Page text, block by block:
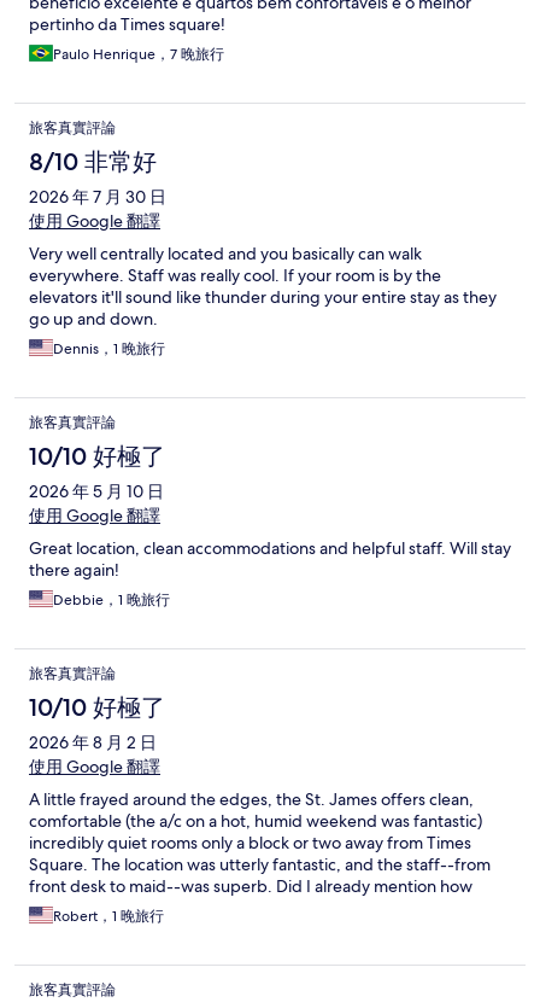
pertinho da Times square!
Paulo Henrique，7 晚旅行
旅客真實評論
8/10 非常好
2026 年 7 月 30 日
使用 Google 翻譯
Very well centrally located and you basically can walk
everywhere. Staff was really cool. If your room is by the
elevators it'll sound like thunder during your entire stay as they
go up and down.
Dennis，1 晚旅行
旅客真實評論
10/10 好極了
2026 年 5 月 10 日
使用 Google 翻譯
Great location, clean accommodations and helpful staff. Will stay
there again!
Debbie，1 晚旅行
旅客真實評論
10/10 好極了
2026 年 8 月 2 日
使用 Google 翻譯
A little frayed around the edges, the St. James offers clean,
comfortable (the a/c on a hot, humid weekend was fantastic)
incredibly quiet rooms only a block or two away from Times
Square. The location was utterly fantastic, and the staff--from
front desk to maid--was superb. Did I already mention how
incredible the location was?! The place may be showing its age a
little bit, but it definitely has character.
Robert，1 晚旅行
旅客真實評論